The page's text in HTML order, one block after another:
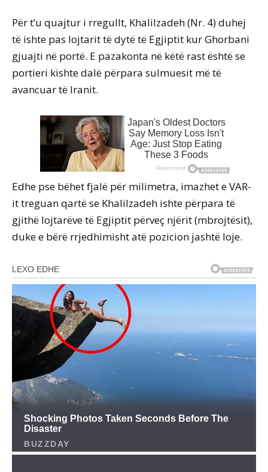
Për t’u quajtur i rregullt, Khalilzadeh (Nr. 4) duhej
të ishte pas lojtarit të dytë të Egjiptit kur Ghorbani
gjuajti në portë. E pazakonta në këtë rast është se
portieri kishte dalë përpara sulmuesit më të
avancuar të Iranit.
Edhe pse bëhet fjalë për milimetra, imazhet e VAR-
it treguan qartë se Khalilzadeh ishte përpara të
gjithë lojtarëve të Egjiptit përveç njërit (mbrojtësit),
duke e bërë rrjedhimisht atë pozicion jashtë loje.